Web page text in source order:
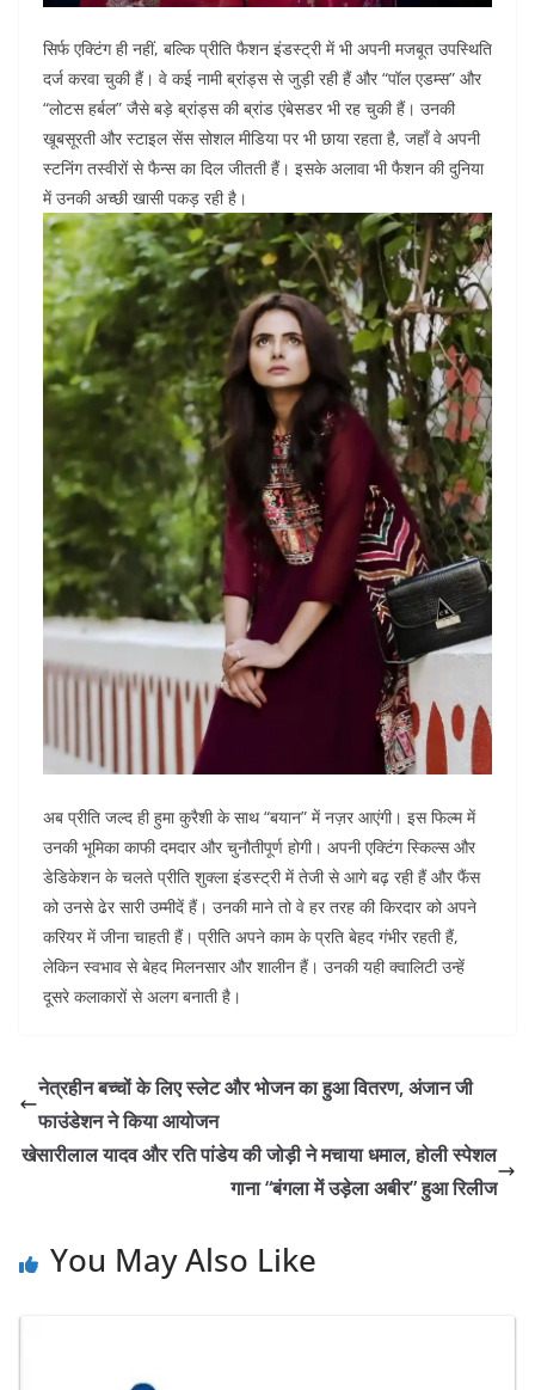
सिर्फ एक्टिंग ही नहीं, बल्कि प्रीति फैशन इंडस्ट्री में भी अपनी मजबूत उपस्थिति
दर्ज करवा चुकी हैं। वे कई नामी ब्रांड्स से जुड़ी रही हैं और “पॉल एडम्स” और
“लोटस हर्बल” जैसे बड़े ब्रांड्स की ब्रांड एंबेसडर भी रह चुकी हैं। उनकी
खूबसूरती और स्टाइल सेंस सोशल मीडिया पर भी छाया रहता है, जहाँ वे अपनी
स्टनिंग तस्वीरों से फैन्स का दिल जीतती हैं। इसके अलावा भी फैशन की दुनिया
में उनकी अच्छी खासी पकड़ रही है।
अब प्रीति जल्द ही हुमा कुरैशी के साथ “बयान” में नज़र आएंगी। इस फिल्म में
उनकी भूमिका काफी दमदार और चुनौतीपूर्ण होगी। अपनी एक्टिंग स्किल्स और
डेडिकेशन के चलते प्रीति शुक्ला इंडस्ट्री में तेजी से आगे बढ़ रही हैं और फैंस
को उनसे ढेर सारी उम्मीदें हैं। उनकी माने तो वे हर तरह की किरदार को अपने
करियर में जीना चाहती हैं। प्रीति अपने काम के प्रति बेहद गंभीर रहती हैं,
लेकिन स्वभाव से बेहद मिलनसार और शालीन हैं। उनकी यही क्वालिटी उन्हें
दूसरे कलाकारों से अलग बनाती है।
नेत्रहीन बच्चों के लिए स्लेट और भोजन का हुआ वितरण, अंजान जी
फाउंडेशन ने किया आयोजन
खेसारीलाल यादव और रति पांडेय की जोड़ी ने मचाया धमाल, होली स्पेशल
गाना “बंगला में उड़ेला अबीर” हुआ रिलीज
You May Also Like